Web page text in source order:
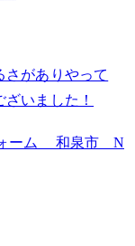
さがありやって
いました！